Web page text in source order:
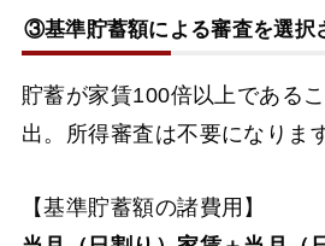
③基準貯蓄額による審査を選択
貯蓄が家賃100倍以上である
出。所得審査は不要になりま
【基準貯蓄額の諸費用】